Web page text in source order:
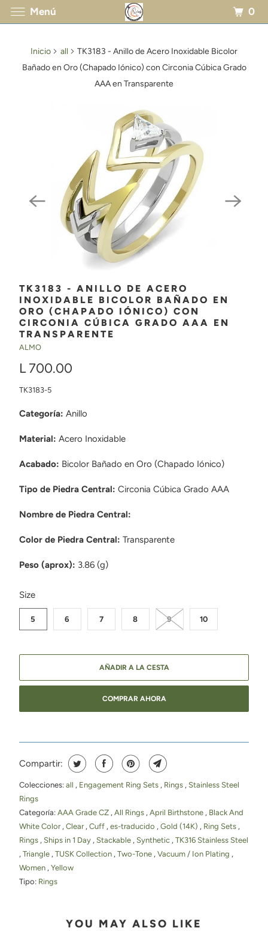
Inicio all
TK3183 - Anillo de Acero Inoxidable Bicolor
Bañado en Oro (Chapado Iónico) con Circonia Cúbica Grado
AAA en Transparente
TK3183 - ANILLO DE ACERO
INOXIDABLE BICOLOR BAÑADO EN
ORO (CHAPADO IÓNICO) CON
CIRCONIA CÚBICA GRADO AAA EN
TRANSPARENTE
ALMO
L 700.00
TK3183-5
Categoría: Anillo
Material: Acero Inoxidable
Acabado: Bicolor Bañado en Oro (Chapado Iónico)
Tipo de Piedra Central: Circonia Cúbica Grado AAA
Nombre de Piedra Central:
Color de Piedra Central: Transparente
Peso (aprox): 3.86 (g)
Size
SWATCH-5
5
SWATCH-6
6
SWATCH-7
7
SWATCH-8
8
SWATCH-9
9
SWATCH-10
10
AÑADIR A LA CESTA
COMPRAR AHORA
Compartir:
Colecciones: all , Engagement Ring Sets , Rings , Stainless Steel
Rings
Categoría: AAA Grade CZ , All Rings , April Birthstone , Black And
White Color , Clear , Cuff , es-traducido , Gold (14K) , Ring Sets ,
Rings , Ships in 1 Day , Stackable , Synthetic , TK316 Stainless Steel
, Triangle , TUSK Collection , Two-Tone , Vacuum / Ion Plating ,
Women , Yellow
Tipo: Rings
YOU MAY ALSO LIKE
Menú 0